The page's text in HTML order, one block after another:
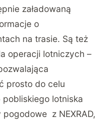
załadowaną
o
na trasie. Są też
operacji lotniczych –
prosto do celu
lotniska
z NEXRAD,